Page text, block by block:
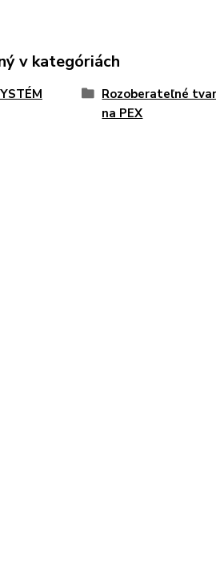
v kategóriách
Rozoberateľné
na PEX